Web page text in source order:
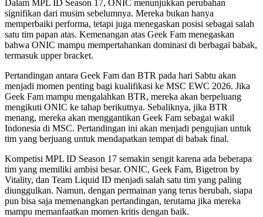
Dalam MPL ID Season 17, ONIC menunjukkan perubahan
signifikan dari musim sebelumnya. Mereka bukan hanya
memperbaiki performa, tetapi juga menegaskan posisi sebagai salah
satu tim papan atas. Kemenangan atas Geek Fam menegaskan
bahwa ONIC mampu mempertahankan dominasi di berbagai babak,
termasuk upper bracket.
Pertandingan antara Geek Fam dan BTR pada hari Sabtu akan
menjadi momen penting bagi kualifikasi ke MSC EWC 2026. Jika
Geek Fam mampu mengalahkan BTR, mereka akan berpeluang
mengikuti ONIC ke tahap berikutnya. Sebaliknya, jika BTR
menang, mereka akan menggantikan Geek Fam sebagai wakil
Indonesia di MSC. Pertandingan ini akan menjadi pengujian untuk
tim yang berjuang untuk mendapatkan tempat di babak final.
Kompetisi MPL ID Season 17 semakin sengit karena ada beberapa
tim yang memiliki ambisi besar. ONIC, Geek Fam, Bigetron by
Vitality, dan Team Liquid ID menjadi salah satu tim yang paling
diunggulkan. Namun, dengan permainan yang terus berubah, siapa
pun bisa saja memenangkan pertandingan, terutama jika mereka
mampu memanfaatkan momen kritis dengan baik.